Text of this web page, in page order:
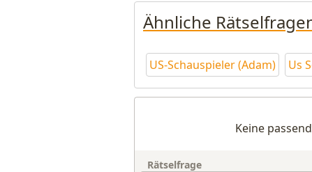
Ähnliche
US-Schauspieler (Adam) Us
Keine
Rätselfrage